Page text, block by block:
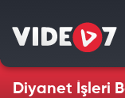
Diyanet İşleri